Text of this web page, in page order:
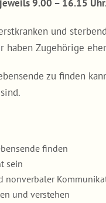
9.00 – 16.15
und
haben Zugehörige
zu finden
finden
sein
nonverbaler
und verstehen